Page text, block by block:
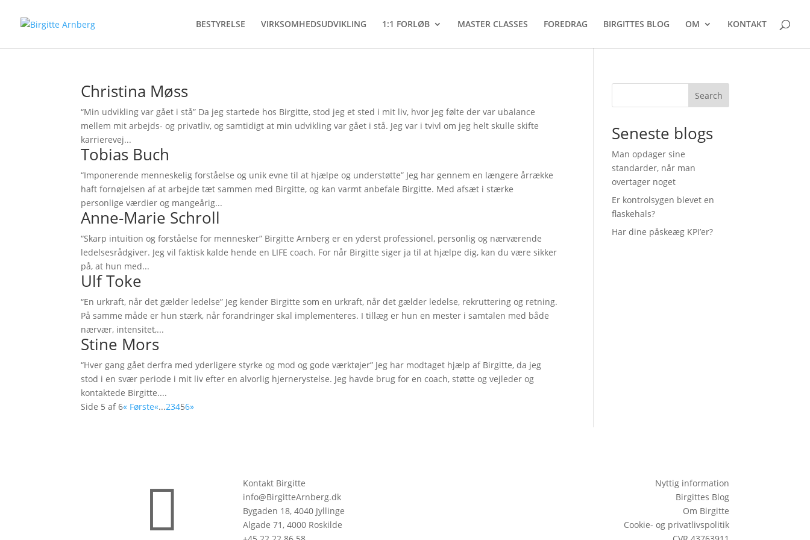
BESTYRELSE VIRKSOMHEDSUDVIKLING 1:1 FORLØB MASTER CLASSES FOREDRAG BIRGITTES BLOG OM KONTAKT
Christina Møss
“Min udvikling var gået i stå” Da jeg startede hos Birgitte, stod jeg et sted i mit liv, hvor jeg følte der var ubalance
mellem mit arbejds- og privatliv, og samtidigt at min udvikling var gået i stå. Jeg var i tvivl om jeg helt skulle skifte
karrierevej...
Tobias Buch
“Imponerende menneskelig forståelse og unik evne til at hjælpe og understøtte” Jeg har gennem en længere årrække
haft fornøjelsen af at arbejde tæt sammen med Birgitte, og kan varmt anbefale Birgitte. Med afsæt i stærke
personlige værdier og mangeårig...
Anne-Marie Schroll
“Skarp intuition og forståelse for mennesker” Birgitte Arnberg er en yderst professionel, personlig og nærværende
ledelsesrådgiver. Jeg vil faktisk kalde hende en LIFE coach. For når Birgitte siger ja til at hjælpe dig, kan du være sikker
på, at hun med...
Ulf Toke
“En urkraft, når det gælder ledelse” Jeg kender Birgitte som en urkraft, når det gælder ledelse, rekruttering og retning.
På samme måde er hun stærk, når forandringer skal implementeres. I tillæg er hun en mester i samtalen med både
nærvær, intensitet,...
Stine Mors
“Hver gang gået derfra med yderligere styrke og mod og gode værktøjer” Jeg har modtaget hjælp af Birgitte, da jeg
stod i en svær periode i mit liv efter en alvorlig hjernerystelse. Jeg havde brug for en coach, støtte og vejleder og
kontaktede Birgitte....
Side 5 af 6« Første«...23456»
Search
Seneste blogs
Man opdager sine
standarder, når man
overtager noget
Er kontrolsygen blevet en
flaskehals?
Har dine påskeæg KPI’er?

Kontakt Birgitte
info@BirgitteArnberg.dk
Bygaden 18, 4040 Jyllinge
Algade 71, 4000 Roskilde
Nyttig information
Birgittes Blog
Om Birgitte
Cookie- og privatlivspolitik